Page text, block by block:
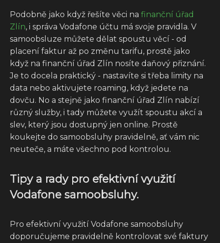
Podobně jako když řešíte věci na finanční úřad
Zlín, i správa Vodafone účtu má svoje pravidla. V
samoobsluze můžete dělat spoustu věcí - od
placení faktur až po změnu tarifu, prostě jako
když na finanční úřad Zlín nosíte daňový přiznání.
Je to docela praktický - nastavíte si třeba limity na
data nebo aktivujete roaming, když jedete na
dovču. No a stejně jako finanční úřad Zlín nabízí
různý služby, i tady můžete využít spoustu akcí a
slev, který jsou dostupný jen online. Prostě
koukejte do samoobsluhy pravidelně, ať vám nic
neuteče, a máte všechno pod kontrolou.
Tipy a rady pro efektivní využití
Vodafone samoobsluhy.
Pro efektivní využití Vodafone samoobsluhy
doporučujeme pravidelně kontrolovat své faktury